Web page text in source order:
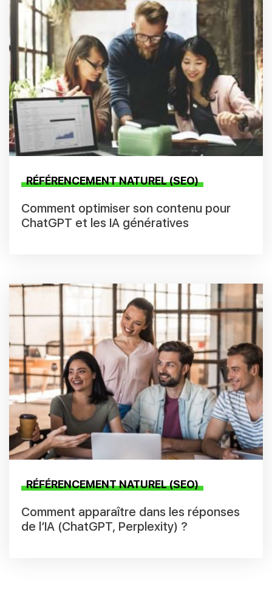
RÉFÉRENCEMENT NATUREL (SEO)
Comment optimiser son contenu pour
ChatGPT et les IA génératives
RÉFÉRENCEMENT NATUREL (SEO)
Comment apparaître dans les réponses
de l’IA (ChatGPT, Perplexity) ?